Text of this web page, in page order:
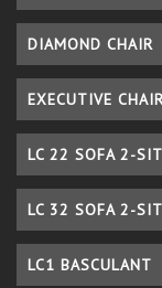
DIAMOND CHAIR
EXECUTIVE
LC 22 SOFA 2-
LC 32 SOFA 2-
LC1 BASCULANT